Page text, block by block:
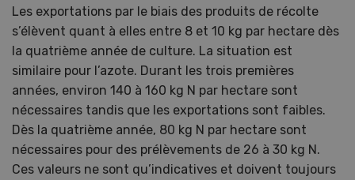
Les exportations par le biais des produits de récolte
s’élèvent quant à elles entre 8 et 10 kg par hectare dès
la quatrième année de culture. La situation est
similaire pour l’azote. Durant les trois premières
années, environ 140 à 160 kg N par hectare sont
nécessaires tandis que les exportations sont faibles.
Dès la quatrième année, 80 kg N par hectare sont
nécessaires pour des prélèvements de 26 à 30 kg N.
Ces valeurs ne sont qu’indicatives et doivent toujours